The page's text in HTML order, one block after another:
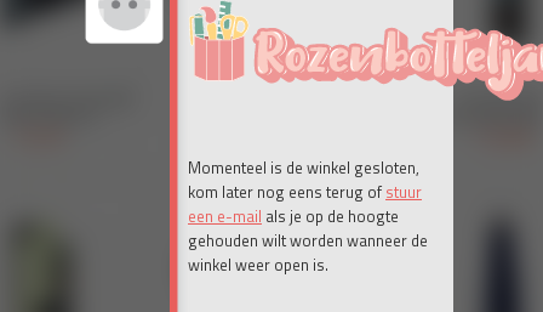
Momenteel is de winkel gesloten,
kom later nog eens terug of stuur
een e-mail als je op de hoogte
gehouden wilt worden wanneer de
winkel weer open is.